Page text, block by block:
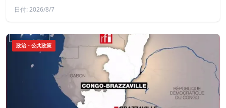
日付: 2026/8/7
政治・公共政策